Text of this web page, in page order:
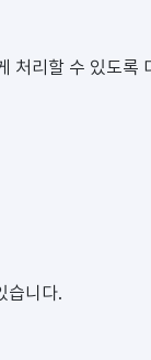
처리할 수 있도록
습니다.